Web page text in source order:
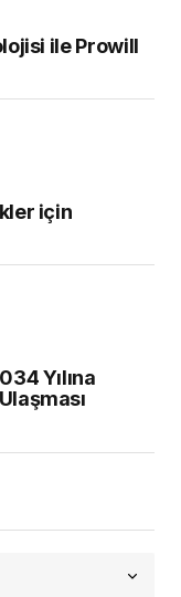
ile Prowill
için
Yılına